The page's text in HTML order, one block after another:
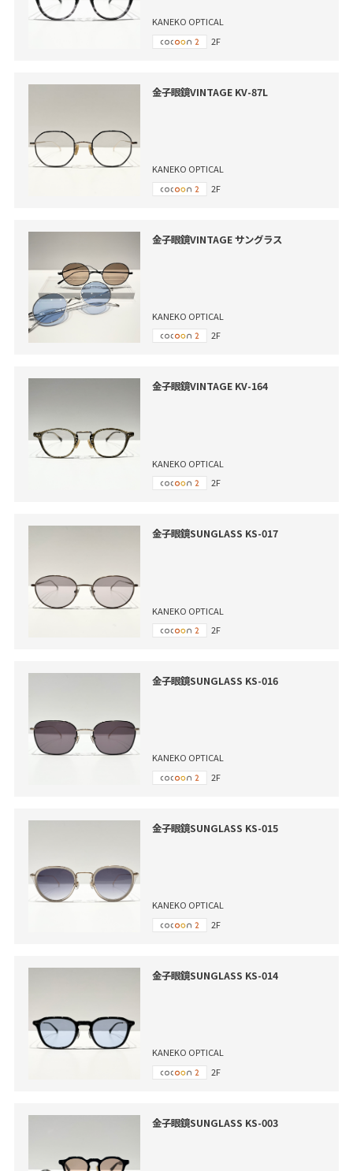
KANEKO OPTICAL
2F
金子眼鏡VINTAGE KV-87L
KANEKO OPTICAL
2F
金子眼鏡VINTAGE サングラス
KANEKO OPTICAL
2F
金子眼鏡VINTAGE KV-164
KANEKO OPTICAL
2F
金子眼鏡SUNGLASS KS-017
KANEKO OPTICAL
2F
金子眼鏡SUNGLASS KS-016
KANEKO OPTICAL
2F
金子眼鏡SUNGLASS KS-015
KANEKO OPTICAL
2F
金子眼鏡SUNGLASS KS-014
KANEKO OPTICAL
2F
金子眼鏡SUNGLASS KS-003